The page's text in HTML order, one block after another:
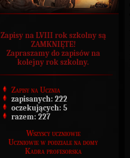
Zapisy na LVIII rok szkolny są
ZAMKNIĘTE!
Zapraszamy do zapisów na
kolejny rok szkolny.
Zapisy na Ucznia
zapisanych: 222
oczekujących: 5
razem: 227
Wszyscy uczniowie
Uczniowie w podziale na domy
Kadra profesorska